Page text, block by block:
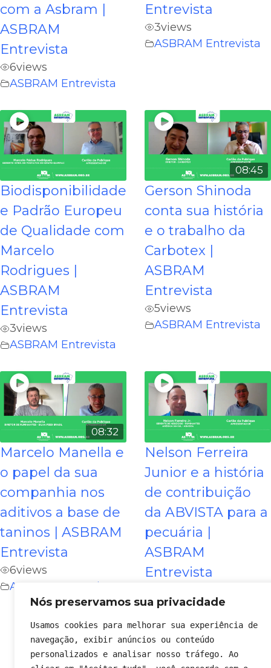
Nós preservamos sua privacidade
Usamos cookies para melhorar sua experiência de
navegação, exibir anúncios ou conteúdo
personalizados e analisar nosso tráfego. Ao
com a Asbram |
ASBRAM
Entrevista
6views
ASBRAM Entrevista
Entrevista
3views
ASBRAM Entrevista
Biodisponibilidade
e Padrão Europeu
de Qualidade com
Marcelo
Rodrigues |
ASBRAM
Entrevista
3views
ASBRAM Entrevista
08:45
Gerson Shinoda
conta sua história
e o trabalho da
Carbotex |
ASBRAM
Entrevista
5views
ASBRAM Entrevista
08:32
Marcelo Manella e
o papel da sua
companhia nos
aditivos a base de
taninos | ASBRAM
Entrevista
6views
ASBRAM Entrevista
Nelson Ferreira
Junior e a história
de contribuição
da ABVISTA para a
pecuária |
ASBRAM
Entrevista
ASBRAM Entrevista
1 2 »